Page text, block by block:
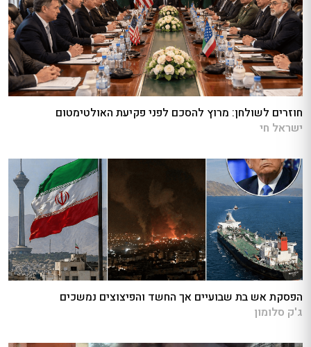
חוזרים לשולחן: מרוץ להסכם לפני פקיעת האולטימטום
ישראל חי
הפסקת אש בת שבועיים אך החשד והפיצוצים נמשכים
ג'ק סלומון